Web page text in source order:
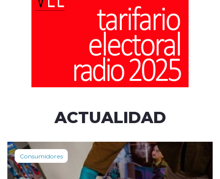
ACTUALIDAD
Consumidores